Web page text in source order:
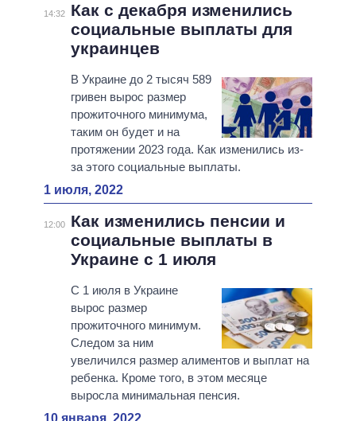
14:32
Как с декабря изменились
социальные выплаты для
украинцев
В Украине до 2 тысяч 589
гривен вырос размер
прожиточного минимума,
таким он будет и на
протяжении 2023 года. Как изменились из-
за этого социальные выплаты.
1 июля, 2022
12:00
Как изменились пенсии и
социальные выплаты в
Украине с 1 июля
С 1 июля в Украине
вырос размер
прожиточного минимум.
Следом за ним
увеличился размер алиментов и выплат на
ребенка. Кроме того, в этом месяце
выросла минимальная пенсия.